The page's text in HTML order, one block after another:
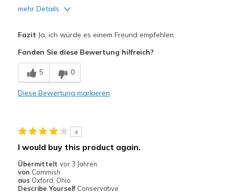
mehr Details
Durable
Geeignete Verwendung
Casual Wear
Feels true to size
View On Shoes
Shoes are for Wearing
Fazit Ja, ich würde es einem Freund empfehlen
Fanden Sie diese Bewertung hilfreich?
5 0
Diese Bewertung markieren
4
I would buy this product again.
Übermittelt vor 3 Jahren
von Commish
aus Oxford, Ohio
Describe Yourself Conservative